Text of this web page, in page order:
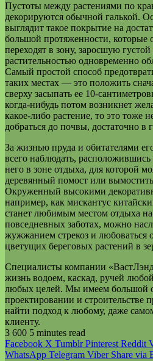
Пустоты между растениями по
декорируются обычной галькой.
выглядит такое покрытие на
большой протяженности, которые
переходят в зону, заросшую
растительностью одновременно
Самый простой способ
таких местах — это положить
сверху засыпать ее 10-
когда-нибудь потом возникнет
какое-либо растение, то это тоже
добраться до почвы, достаточно в
За жизнью пруда и обитателями
всего наблюдать,
него в зоне отдыха, для которой
деревянный помост или
Окруженный высокими
например, как мискантус
станет любимым местом отдыха
повседневных заботах, можно
жужжанием стрекоз и
цветущих береговых растений в
Специалисты компании
жизнь водоем, каскад, ручей
любых целей. Мы имеем большой
проектировании и строительстве
найти подход к любому, даже
клиенту.
3 600 5 minutes read
Facebook X Tumblr Pinterest Reddit
WhatsApp Telegram Viber Share via